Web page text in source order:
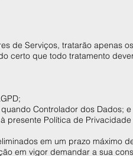
de Serviços, tratarão apenas
certo que todo tratamento
Controlador dos Dados; e
presente Política de
em um prazo máximo
em vigor demandar a sua